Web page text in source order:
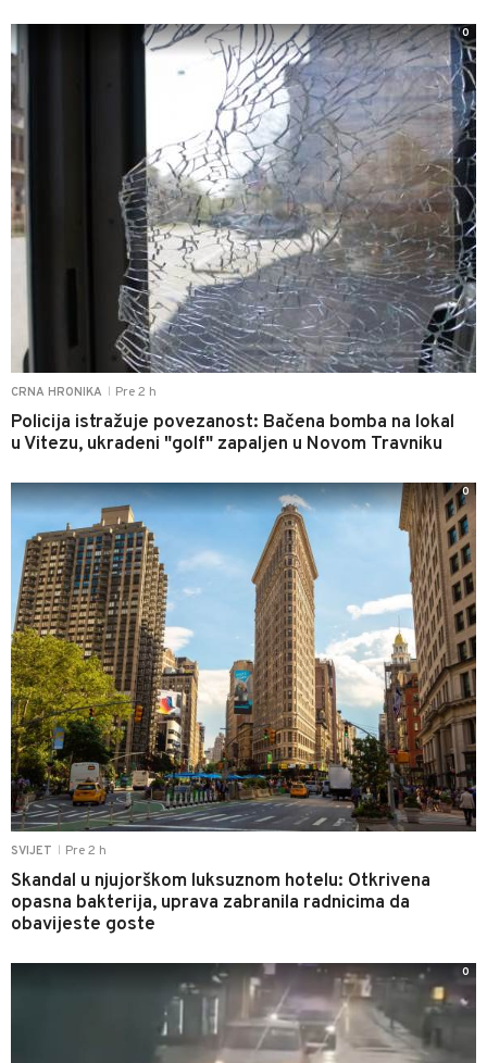
CRNA HRONIKA Pre 2 h
Policija istražuje povezanost: Bačena bomba na lokal
u Vitezu, ukradeni "golf" zapaljen u Novom Travniku
0
SVIJET Pre 2 h
Skandal u njujorškom luksuznom hotelu: Otkrivena
opasna bakterija, uprava zabranila radnicima da
obavijeste goste
0
0